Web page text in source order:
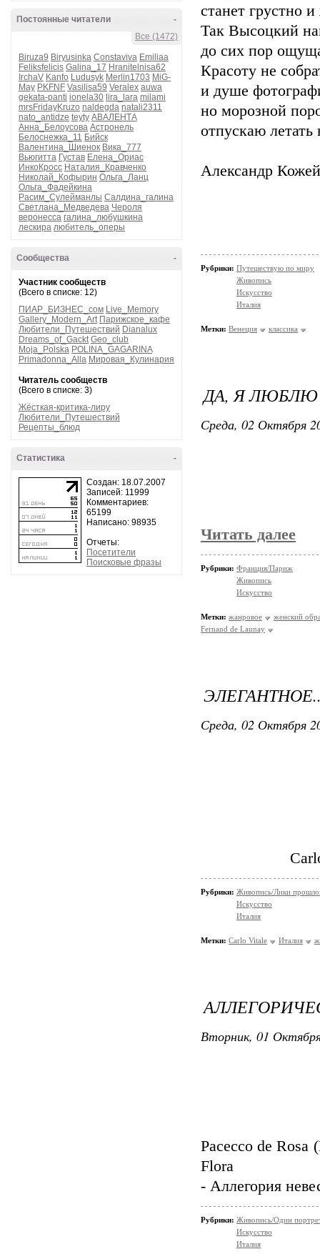
-
Постоянные читатели
Все (1472)
Biruza9 Biryusinka Constaviva Emiliaa
Feliksfelicis Galina_17 Hranitelnisa62
IrchaV Kanfo Ludusyk Merlin1703 MiG-
May PKFNF Vasilisa59 Veralex auwa
gekata-panti ionela30 lira_lara milami
mrsFridayKruzo naldegda natali2311
nato_antidze teyty АВАЛЕНТА
Анна_Белоусова Астронель
Белоснежка_11 Бийск
Валентина_Шиенок Вика_777
Вьюгитта Густав Елена_Ориас
ИнкоКросс Наталия_Кравченко
Николай_Кофырин Ольга_Ланц
Ольга_Фадейкина
Расим_Сулейманлы Салдина_галина
Светлана_Медведева Чероля
веронесса галина_любушкина
лескира любитель_оперы
-
Сообщества
Участник сообществ
(Всего в списке: 12)
ПИАР_БИЗНЕС_сом Live_Memory
Gallery_Modern_Art Парижское_кафе
Любители_Путешествий Dianalux
Dreams_of_Gackt Geo_club
Moja_Polska POLINA_GAGARINA
Primadonna_Alla Мировая_Кулинария
Читатель сообществ
(Всего в списке: 3)
Жёсткая-критика-лиру
Любители_Путешествий
Рецепты_блюд
-
Статистика
Создан: 18.07.2007
Записей: 11999
Комментариев:
65199
Написано: 98935
Отчеты:
Посетители
Поисковые фразы
станет грустно
Так Высоцкий
до сих пор
Красоту не
и душе
но морозной
отпускаю летать
Александр
Рубрики: Путешествую по миру
Живопись
Искусство
Италия
Метки: Венеция классика
ДА, Я
Среда, 02 Октября
Читать далее
Рубрики: Франция/Париж
Живопись
Искусство
Метки: жанровое
женский
Fernand de Launay
Среда, 02 Октября
Рубрики: Живопись/Лики
Искусство
Италия
Метки: Carlo Vitale Италия
Вторник, 01
Pacecco de Rosa
Flora
- Аллегория
Рубрики: Живопись/Один
Искусство
Италия